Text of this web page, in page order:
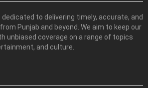
dedicated to delivering timely, accurate, and
Punjab and beyond. We aim to keep our
unbiased coverage on a range of topics
and culture.